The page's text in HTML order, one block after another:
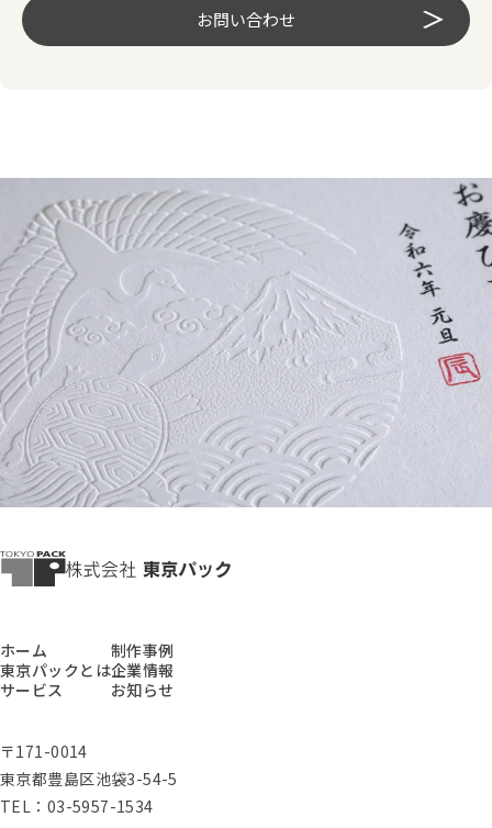
お問い合わせ
〒171-0014
東京都豊島区池袋3-54-5
TEL：03-5957-1534
ホーム
東京パックとは
サービス
制作事例
企業情報
お知らせ